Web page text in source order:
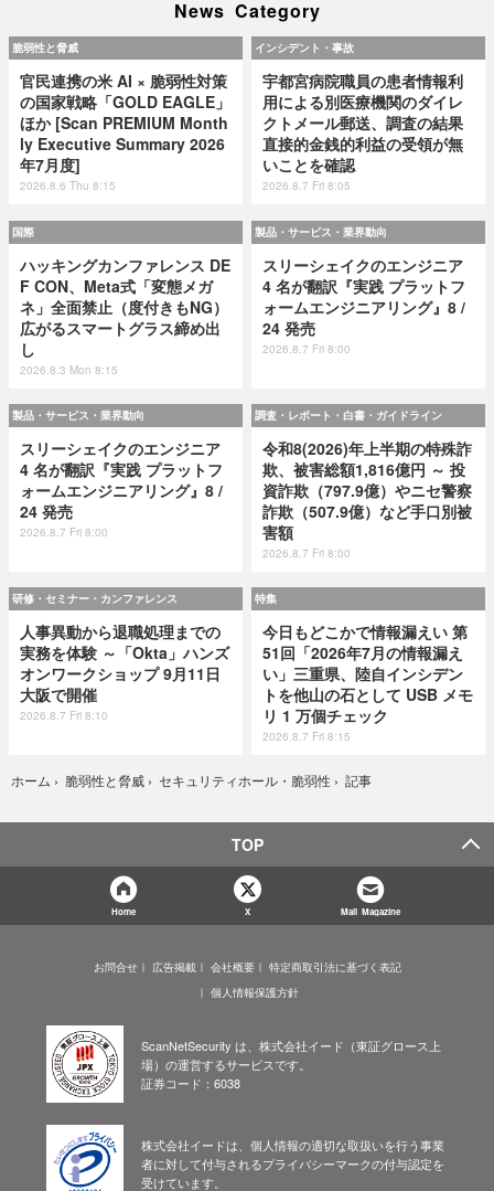
News Category
脆弱性と脅威
官民連携の米 AI × 脆弱性対策
の国家戦略「GOLD EAGLE」
ほか [Scan PREMIUM Month
ly Executive Summary 2026
年7月度]
2026.8.6 Thu 8:15
インシデント・事故
宇都宮病院職員の患者情報利
用による別医療機関のダイレ
クトメール郵送、調査の結果
直接的金銭的利益の受領が無
いことを確認
2026.8.7 Fri 8:05
国際
ハッキングカンファレンス DE
F CON、Meta式「変態メガ
ネ」全面禁止（度付きもNG）
広がるスマートグラス締め出
し
2026.8.3 Mon 8:15
製品・サービス・業界動向
スリーシェイクのエンジニア
4 名が翻訳『実践 プラットフ
ォームエンジニアリング』8 /
24 発売
2026.8.7 Fri 8:00
製品・サービス・業界動向
スリーシェイクのエンジニア
4 名が翻訳『実践 プラットフ
ォームエンジニアリング』8 /
24 発売
2026.8.7 Fri 8:00
調査・レポート・白書・ガイドライン
令和8(2026)年上半期の特殊詐
欺、被害総額1,816億円 ～ 投
資詐欺（797.9億）やニセ警察
詐欺（507.9億）など手口別被
害額
2026.8.7 Fri 8:00
研修・セミナー・カンファレンス
人事異動から退職処理までの
実務を体験 ～「Okta」ハンズ
オンワークショップ 9月11日
大阪で開催
2026.8.7 Fri 8:10
特集
今日もどこかで情報漏えい 第
51回「2026年7月の情報漏え
い」三重県、陸自インシデン
トを他山の石として USB メモ
リ 1 万個チェック
2026.8.7 Fri 8:15
ホーム › 脆弱性と脅威 › セキュリティホール・脆弱性 › 記事
TOP
Home X Mail Magazine
お問合せ 広告掲載 会社概要
特定商取引法に基づく表記
個人情報保護方針
ScanNetSecurity は、株式会社イード（東証グロース上
場）の運営するサービスです。
証券コード：6038
株式会社イードは、個人情報の適切な取扱いを行う事業
者に対して付与されるプライバシーマークの付与認定を
受けています。